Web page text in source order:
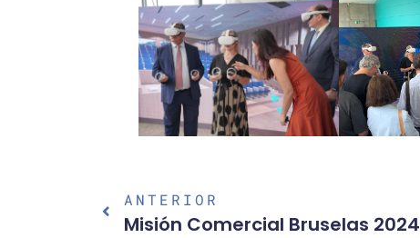
ANTERIOR
Misión Comercial Bruselas 2024